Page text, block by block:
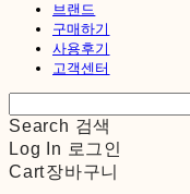
브랜드
구매하기
사용후기
고객센터
Search 검색
Log In 로그인
Cart장바구니